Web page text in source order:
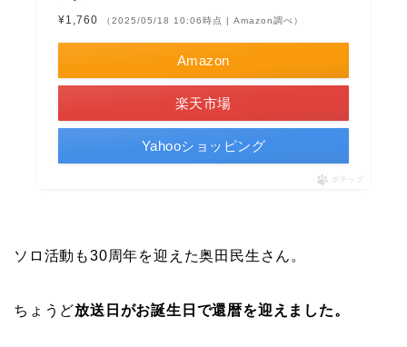
¥1,760 （2025/05/18 10:06時点 | Amazon調べ）
Amazon
楽天市場
Yahooショッピング
ポチップ
ソロ活動も30周年を迎えた奥田民生さん。
ちょうど放送日がお誕生日で還暦を迎えました。